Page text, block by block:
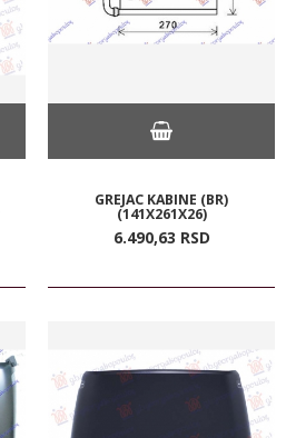
GREJAC KABINE (BR)
(141X261X26)
6.490,63 RSD